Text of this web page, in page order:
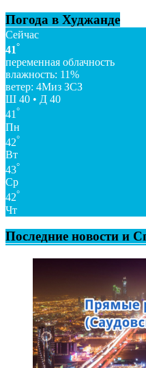
Погода в Худжанде
Сейчас
41°
переменная облачность
влажность: 11%
ветер: 4Миз ЗСЗ
Ш 40 • Д 40
41°
Пн
42°
Вт
43°
Ср
42°
Чт
Последние новости и